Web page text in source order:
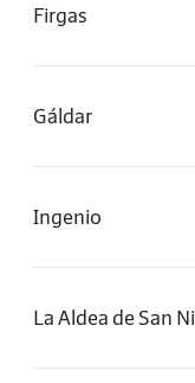
Firgas
Gáldar
Ingenio
La Aldea de San